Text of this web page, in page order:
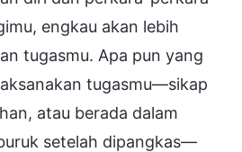
engkau akan lebih
tugasmu. Apa pun yang
tugasmu—sikap
atau berada dalam
setelah dipangkas—